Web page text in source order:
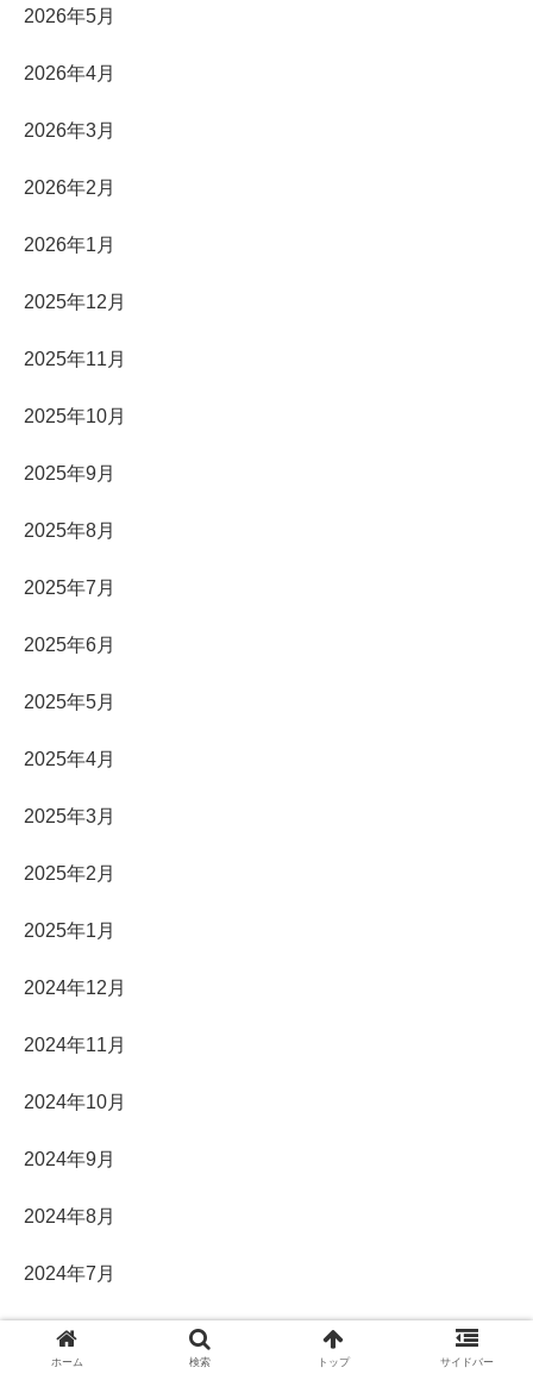
2026年5月
2026年4月
2026年3月
2026年2月
2026年1月
2025年12月
2025年11月
2025年10月
2025年9月
2025年8月
2025年7月
2025年6月
2025年5月
2025年4月
2025年3月
2025年2月
2025年1月
2024年12月
2024年11月
2024年10月
2024年9月
2024年8月
2024年7月
2024年6月
ホーム 検索 トップ サイドバー